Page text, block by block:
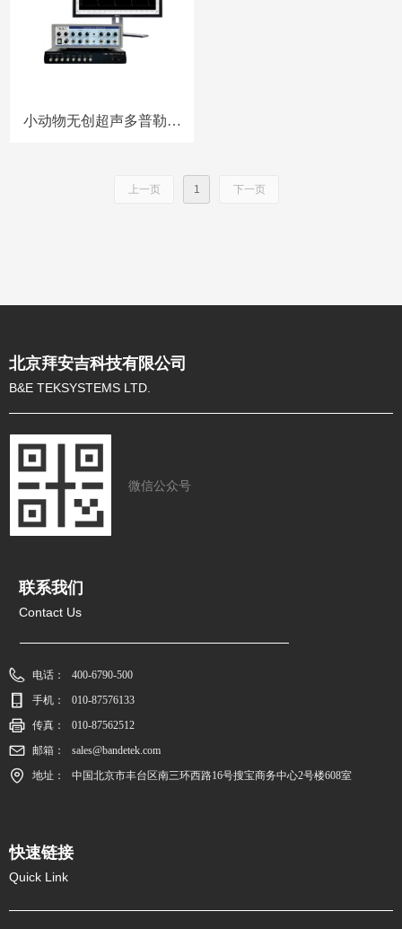
小动物无创超声多普勒血
上一页 1 下一页
电话：
400-6790-500
手机：
010-87576133
传真：
010-87562512
邮箱：
sales@bandetek.com
地址：
中国北京市丰台区南三环西路16号搜宝商务中心2号楼608室
联系我们
Contact Us
快速链接
Quick Link
北京拜安吉科技有限公司
B&E TEKSYSTEMS LTD.
微信公众号